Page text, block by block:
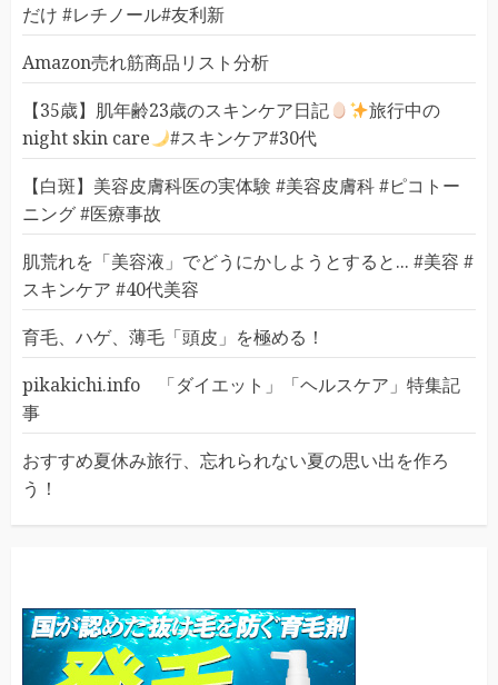
だけ #レチノール#友利新
Amazon売れ筋商品リスト分析
【35歳】肌年齢23歳のスキンケア日記
旅行中の
night skin care
#スキンケア#30代
【白斑】美容皮膚科医の実体験 #美容皮膚科 #ピコトー
ニング #医療事故
肌荒れを「美容液」でどうにかしようとすると... #美容 #
スキンケア #40代美容
育毛、ハゲ、薄毛「頭皮」を極める！
pikakichi.info 「ダイエット」「ヘルスケア」特集記
事
おすすめ夏休み旅行、忘れられない夏の思い出を作ろ
う！